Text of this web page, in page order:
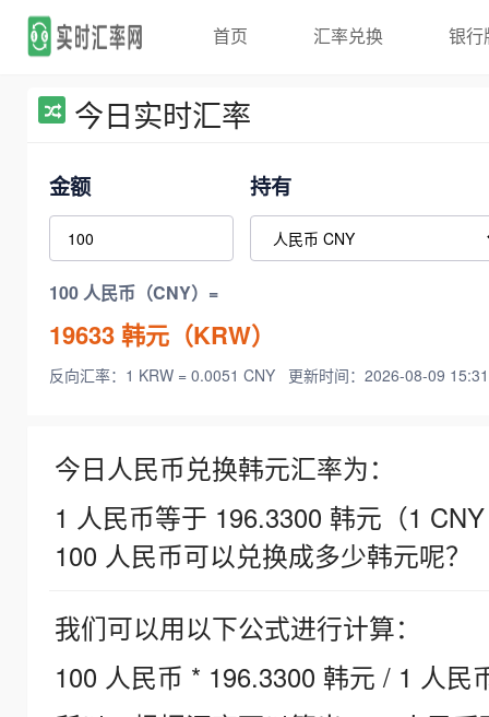
首页 汇率兑换 银行
今日实时汇率
金额 持有
100 人民币（CNY）=
19633韩元（KRW）
反向汇率：1 KRW = 0.0051 CNY 更新时间：2026-08-09
今日人民币兑换韩元汇率为：
1 人民币等于 196.3300 韩元（1
100 人民币可以兑换成多少韩元呢？
我们可以用以下公式进行计算：
100 人民币 * 196.3300 韩元 / 1 人民